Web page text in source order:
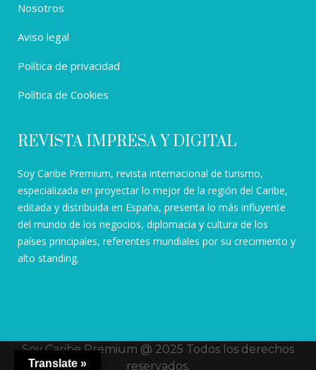
Nosotros
Aviso legal
Política de privacidad
Política de Cookies
REVISTA IMPRESA Y DIGITAL
Soy Caribe Premium, revista internacional de turismo,
especializada en proyectar lo mejor de la región del Caribe,
editada y distribuida en España, presenta lo más influyente
del mundo de los negocios, diplomacia y cultura de los
países principales, referentes mundiales por su crecimiento y
alto standing.
Soy Caribe Premium @ 2025 Todos los derechos
reservados.
Translate »